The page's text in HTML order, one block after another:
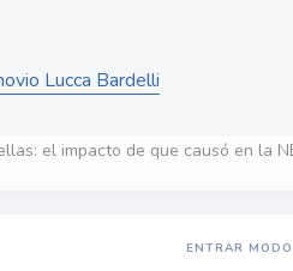
Lucca Bardelli
el impacto de que causó en la
ENTRAR